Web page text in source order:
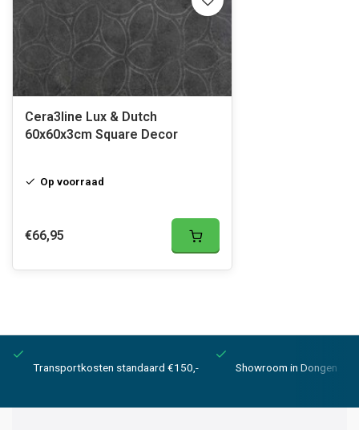
Cera3line Lux & Dutch
60x60x3cm Square Decor
Op voorraad
€66,95
Transportkosten standaard €150,- Showroom in Dongen